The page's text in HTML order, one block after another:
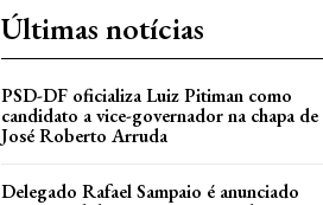
Últimas notícias
PSD-DF oficializa Luiz Pitiman como
candidato a vice-governador na chapa de
José Roberto Arruda
Delegado Rafael Sampaio é anunciado